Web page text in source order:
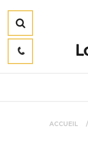
ACCUEIL